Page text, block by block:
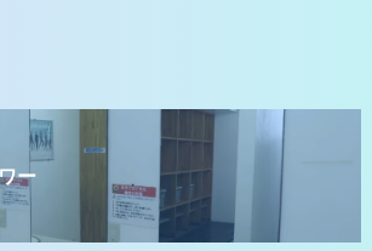
ー